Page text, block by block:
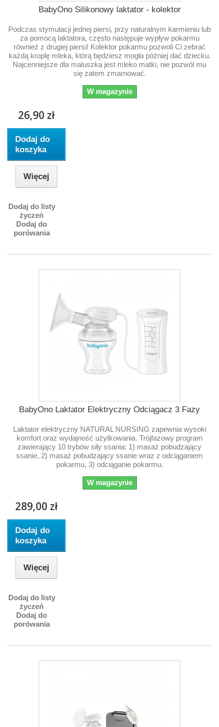
BabyOno Silikonowy laktator - kolektor
Podczas stymulacji jednej piersi, przy naturalnym karmieniu lub
za pomocą laktatora, często następuje wypływ pokarmu
również z drugiej piersi! Kolektor pokarmu pozwoli Ci zebrać
każdą kroplę mleka, którą będziesz mogła później dać dziecku.
Najcenniejsze dla maluszka jest mleko matki, nie pozwól mu
się zatem zmarnować.
W magazynie
26,90 zł
Dodaj do
koszyka
Więcej
Dodaj do listy
życzeń
Dodaj do
porówania
BabyOno Laktator Elektryczny Odciągacz 3 Fazy
Laktator elektryczny NATURAL NURSING zapewnia wysoki
komfort oraz wydajność użytkowania. Trójfazowy program
zawierający 10 trybów siły ssania: 1) masaż pobudzający
ssanie, 2) masaż pobudzający ssanie wraz z odciąganiem
pokarmu, 3) odciąganie pokarmu.
W magazynie
289,00 zł
Dodaj do
koszyka
Więcej
Dodaj do listy
życzeń
Dodaj do
porówania